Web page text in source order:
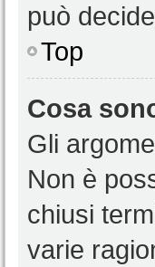
può
Top
Cosa
Gli
Non è
chiusi
varie